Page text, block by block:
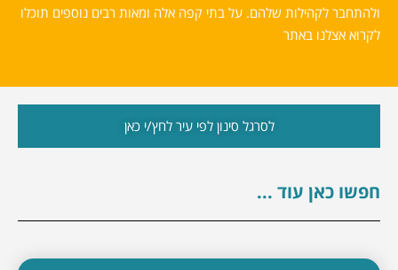
ולהתחבר לקהילות שלהם. על בתי קפה אלה ומאות רבים נוספים תוכלו
לקרוא אצלנו באתר
לסרגל סינון לפי עיר לחץ/י כאן
חפשו כאן עוד ...